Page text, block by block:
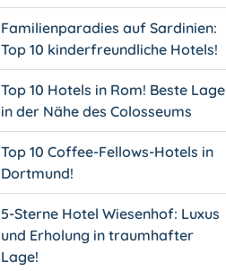
Familienparadies auf Sardinien:
Top 10 kinderfreundliche Hotels!
Top 10 Hotels in Rom! Beste Lage
in der Nähe des Colosseums
Top 10 Coffee-Fellows-Hotels in
Dortmund!
5-Sterne Hotel Wiesenhof: Luxus
und Erholung in traumhafter
Lage!